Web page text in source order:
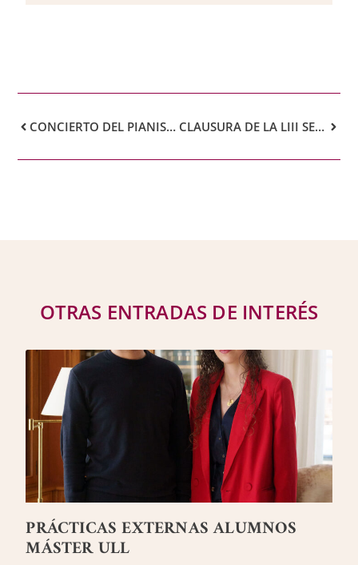
CONCIERTO DEL PIANISTA ALEKSANDER KLIUCHKO CLAUSURA DE LA LIII SEMANA DE MÚSICA DEL RCT
OTRAS ENTRADAS DE INTERÉS
PRÁCTICAS EXTERNAS ALUMNOS
MÁSTER ULL